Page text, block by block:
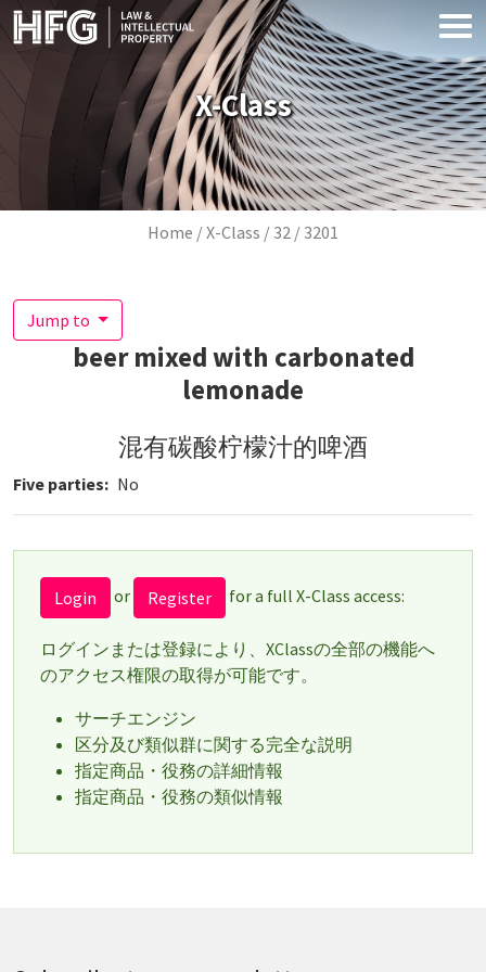
Skip to main content
X-Class
Breadcrumb
Home X-Class 32 3201
Jump to
beer mixed with carbonated
lemonade
混有碳酸柠檬汁的啤酒
Five parties No
Login or Register for a full X-Class access:
ログインまたは登録により、XClassの全部の機能へ
のアクセス権限の取得が可能です。
サーチエンジン
区分及び類似群に関する完全な説明
指定商品・役務の詳細情報
指定商品・役務の類似情報